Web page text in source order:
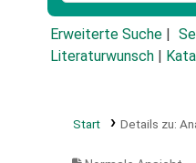
Erweiterte Suche
Literaturwunsch
Start Details zu: